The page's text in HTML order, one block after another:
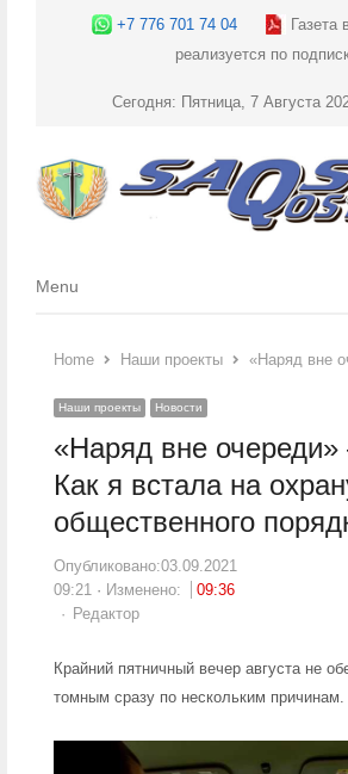
+7 776 701 74 04
Газета
реализуется по
Сегодня: Пятница, 7 Августа
Menu
Menu
Home Наши проекты «Наряд вне
Наши проекты Новости
«Наряд вне
Как я встала на
общественного
Опубликовано:03.09.2021
09:21
Изменено:
09:36
Author
Редактор
Крайний пятничный вечер августа не
томным сразу по нескольким причинам.